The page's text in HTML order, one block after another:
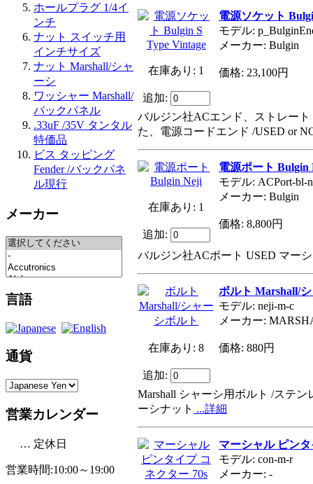
ホールプラグ 1/4イ
ンチ
ナット スイッチ用
インチサイズ
ナット Marshall/シャ
ーシ
ワッシャー Marshall/
バックパネル
.33uF /35V タンタル
特価品
ビス タッピング
Fender /バックパネ
ル現行
メーカー
言語
通貨
営業カレンダー
… 定休日
営業時間:10:00～19:00
在庫あり: 1
追加:
電源ソケット
モデル:
メーカー: Bulgin
価格: 23,100円
バルジン社ACエンド、ストレー
た、電源コードエンド /USED or
在庫あり: 1
追加:
電源ポート Bulgin
モデル: ACPort-bl-
メーカー: Bulgin
価格: 8,800円
バルジン社ACポート USED マー
在庫あり: 8
追加:
ボルト Marshall/
モデル: neji-m-c
メーカー:
価格: 880円
Marshall シャーシ用ボルト /ステン
ーシナット ...詳細
マーシャル ピン
モデル: con-m-r
メーカー: -